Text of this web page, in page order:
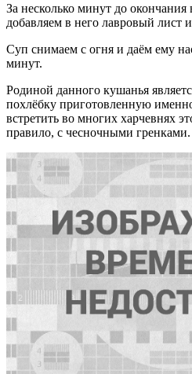
За несколько минут до
добавляем в него лавровый лист
Суп снимаем с огня и даём ему
минут.
Родиной данного кушанья
похлёбку приготовленную
встретить во многих харчевнях
правило, с чесночными гренками.